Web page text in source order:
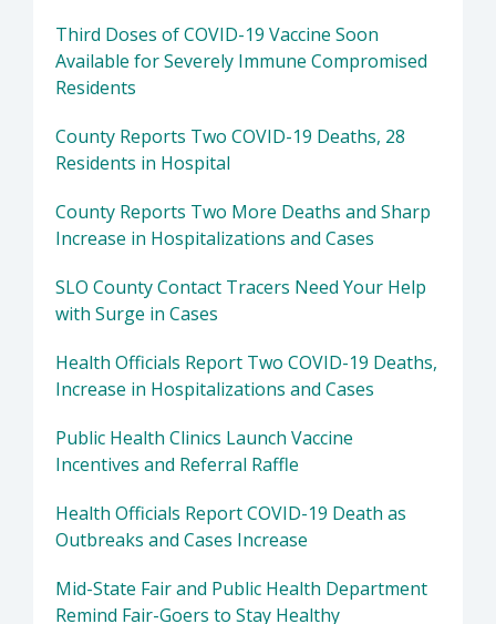
Third Doses of COVID-19 Vaccine Soon
Available for Severely Immune Compromised
Residents
County Reports Two COVID-19 Deaths, 28
Residents in Hospital
County Reports Two More Deaths and Sharp
Increase in Hospitalizations and Cases
SLO County Contact Tracers Need Your Help
with Surge in Cases
Health Officials Report Two COVID-19 Deaths,
Increase in Hospitalizations and Cases
Public Health Clinics Launch Vaccine
Incentives and Referral Raffle
Health Officials Report COVID-19 Death as
Outbreaks and Cases Increase
Mid-State Fair and Public Health Department
Remind Fair-Goers to Stay Healthy